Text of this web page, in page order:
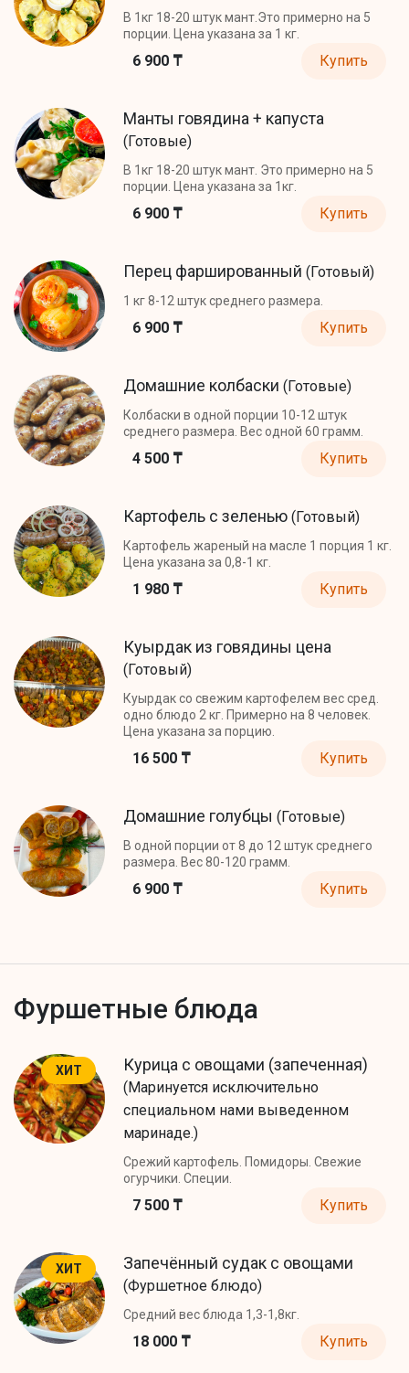
В 1кг 18-20 штук мант.Это примерно на 5
порции. Цена указана за 1 кг.
6 900 ₸ Купить
Манты говядина + капуста
(Готовые)
В 1кг 18-20 штук мант. Это примерно на 5
порции. Цена указана за 1кг.
6 900 ₸ Купить
Перец фаршированный (Готовый)
1 кг 8-12 штук среднего размера.
6 900 ₸ Купить
Домашние колбаски (Готовые)
Колбаски в одной порции 10-12 штук
среднего размера. Вес одной 60 грамм.
4 500 ₸ Купить
Картофель с зеленью (Готовый)
Картофель жареный на масле 1 порция 1 кг.
Цена указана за 0,8-1 кг.
1 980 ₸ Купить
Куырдак из говядины цена
(Готовый)
Куырдак со свежим картофелем вес сред.
одно блюдо 2 кг. Примерно на 8 человек.
Цена указана за порцию.
16 500 ₸ Купить
Домашние голубцы (Готовые)
В одной порции от 8 до 12 штук среднего
размера. Вес 80-120 грамм.
6 900 ₸ Купить
Фуршетные блюда
ХИТ Курица с овощами (запеченная)
(Маринуется исключительно
специальном нами выведенном
маринаде.)
Срежий картофель. Помидоры. Свежие
огурчики. Специи.
7 500 ₸ Купить
ХИТ Запечённый судак с овощами
(Фуршетное блюдо)
Средний вес блюда 1,3-1,8кг.
18 000 ₸ Купить